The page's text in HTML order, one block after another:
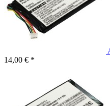
14,00 € *